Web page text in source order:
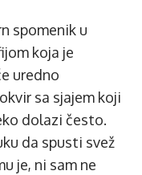
spomenik u
koja je
uredno
sa sjajem koji
dolazi često.
da spusti svež
je, ni sam ne